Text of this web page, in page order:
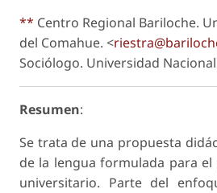
** Centro Regional Bariloche.
del Comahue. <
Sociólogo. Universidad
Resumen:
Se trata de una propuesta
de la lengua formulada para
universitario. Parte del